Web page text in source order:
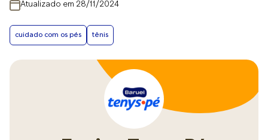
Atualizado em 28/11/2024
cuidado com os pés tênis